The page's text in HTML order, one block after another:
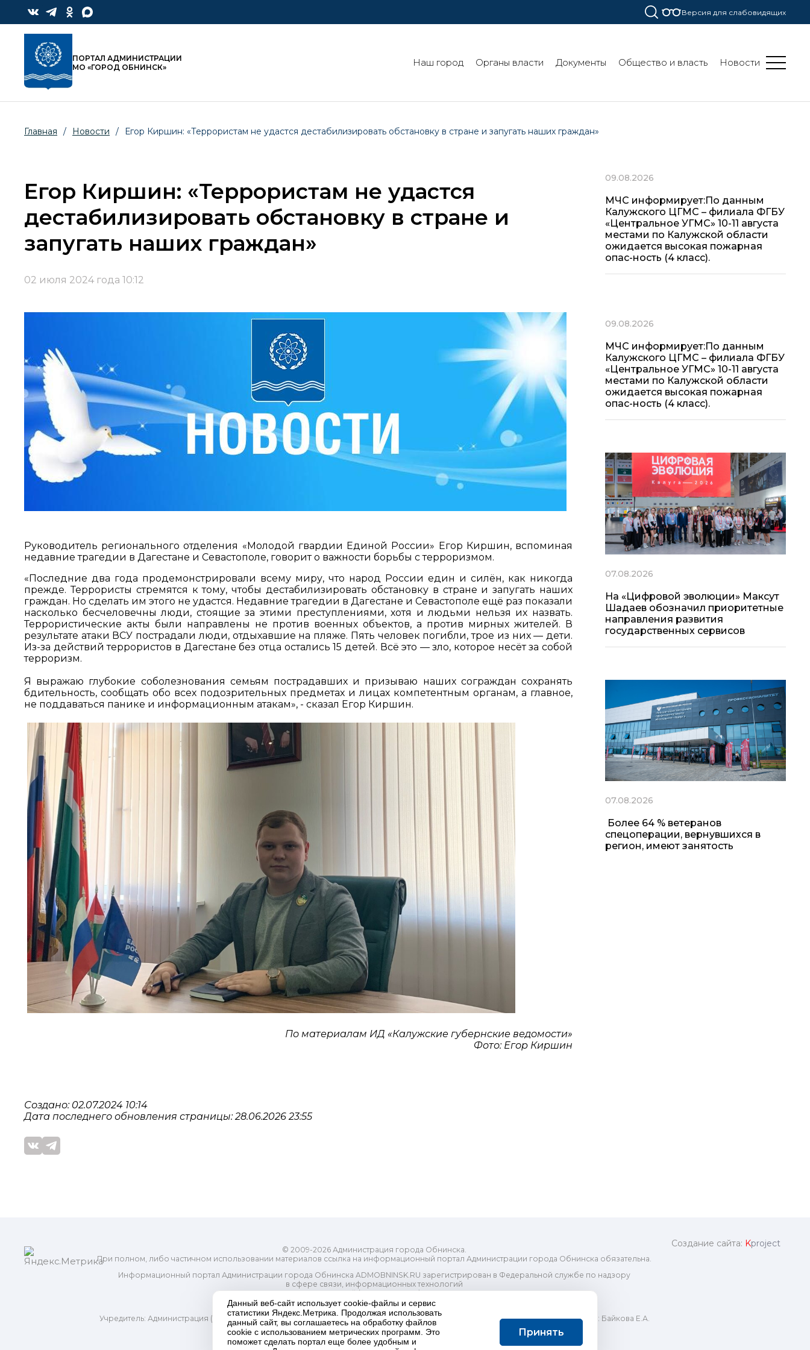
Версия для слабовидящих
ПОРТАЛ АДМИНИСТРАЦИИ
МО «ГОРОД ОБНИНСК»
Наш город Органы власти Документы Общество и власть Новости
Главная / Новости / Егор Киршин: «Террористам не удастся дестабилизировать обстановку в стране и запугать наших граждан»
Егор Киршин: «Террористам не удастся
дестабилизировать обстановку в стране и
запугать наших граждан»
02 июля 2024 года 10:12
Руководитель регионального отделения «Молодой гвардии Единой России» Егор Киршин, вспоминая
недавние трагедии в Дагестане и Севастополе, говорит о важности борьбы с терроризмом.
«Последние два года продемонстрировали всему миру, что народ России един и силён, как никогда
прежде. Террористы стремятся к тому, чтобы дестабилизировать обстановку в стране и запугать наших
граждан. Но сделать им этого не удастся. Недавние трагедии в Дагестане и Севастополе ещё раз показали
насколько бесчеловечны люди, стоящие за этими преступлениями, хотя и людьми нельзя их назвать.
Террористические акты были направлены не против военных объектов, а против мирных жителей. В
результате атаки ВСУ пострадали люди, отдыхавшие на пляже. Пять человек погибли, трое из них — дети.
Из-за действий террористов в Дагестане без отца остались 15 детей. Всё это — зло, которое несёт за собой
терроризм.
Я выражаю глубокие соболезнования семьям пострадавших и призываю наших сограждан сохранять
бдительность, сообщать обо всех подозрительных предметах и лицах компетентным органам, а главное,
не поддаваться панике и информационным атакам», - сказал Егор Киршин.
По материалам ИД «Калужские губернские ведомости»
Фото: Егор Киршин
Создано: 02.07.2024 10:14
Дата последнего обновления страницы: 28.06.2026 23:55
09.08.2026
МЧС информирует:По данным
Калужского ЦГМС – филиала ФГБУ
«Центральное УГМС» 10-11 августа
местами по Калужской области
ожидается высокая пожарная
опас-ность (4 класс).
09.08.2026
МЧС информирует:По данным
Калужского ЦГМС – филиала ФГБУ
«Центральное УГМС» 10-11 августа
местами по Калужской области
ожидается высокая пожарная
опас-ность (4 класс).
07.08.2026
На «Цифровой эволюции» Максут
Шадаев обозначил приоритетные
направления развития
государственных сервисов
07.08.2026
Более 64 % ветеранов
спецоперации, вернувшихся в
регион, имеют занятость
© 2009-2026 Администрация города Обнинска.
При полном, либо частичном использовании материалов ссылка на информационный портал Администрации города Обнинска обязательна.
Информационный портал Администрации города Обнинска ADMOBNINSK.RU зарегистрирован в Федеральной службе по надзору
в сфере связи, информационных технологий
и массовых коммуникаций (Роскомнадзор) 24 июля 2018 года.
Свидетельство о регистрации Эл № ФС77-73321
Учредитель: Администрация (исполнительно-распорядительный орган) городского округа "Город Обнинск". Главный редактор: Байкова Е.А.
Адрес электронной почты Редакции: redactor@admobninsk.ru
Телефон Редакции: +7 (484) 395-85-85
Настоящий ресурс содержит материалы 18+
Создание сайта: Kproject
Данный веб-сайт использует cookie-файлы и сервис
статистики Яндекс.Метрика. Продолжая использовать
данный сайт, вы соглашаетесь на обработку файлов
cookie с использованием метрических программ. Это
поможет сделать портал еще более удобным и
Принять